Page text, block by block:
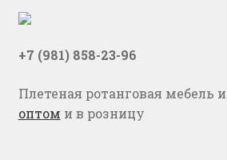
+7 (981) 858-23-96
Плетеная ротанговая мебель
оптом и в розницу